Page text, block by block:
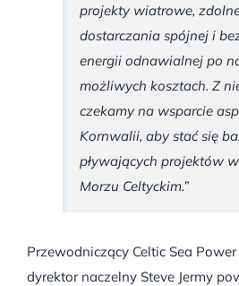
projekty wiatrowe,
dostarczania spójnej i
energii odnawialnej po
możliwych kosztach. Z
czekamy na wsparcie
Kornwalii, aby stać się
pływających projektów
Morzu Celtyckim.”
Przewodniczący Celtic Sea
dyrektor naczelny Steve Jermy